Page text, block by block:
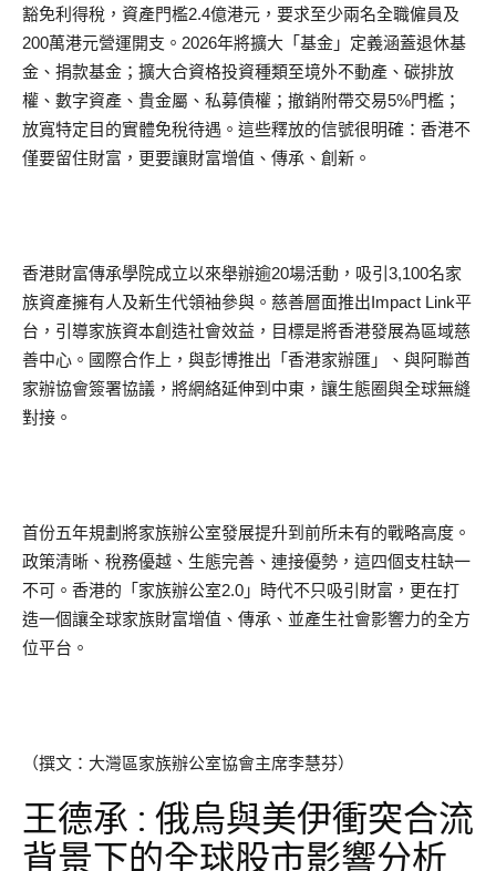
豁免利得稅，資產門檻2.4億港元，要求至少兩名全職僱員及
200萬港元營運開支。2026年將擴大「基金」定義涵蓋退休基
金、捐款基金；擴大合資格投資種類至境外不動產、碳排放
權、數字資產、貴金屬、私募債權；撤銷附帶交易5%門檻；
放寬特定目的實體免稅待遇。這些釋放的信號很明確：香港不
僅要留住財富，更要讓財富增值、傳承、創新。
香港財富傳承學院成立以來舉辦逾20場活動，吸引3,100名家
族資產擁有人及新生代領袖參與。慈善層面推出Impact Link平
台，引導家族資本創造社會效益，目標是將香港發展為區域慈
善中心。國際合作上，與彭博推出「香港家辦匯」、與阿聯酋
家辦協會簽署協議，將網絡延伸到中東，讓生態圈與全球無縫
對接。
首份五年規劃將家族辦公室發展提升到前所未有的戰略高度。
政策清晰、稅務優越、生態完善、連接優勢，這四個支柱缺一
不可。香港的「家族辦公室2.0」時代不只吸引財富，更在打
造一個讓全球家族財富增值、傳承、並產生社會影響力的全方
位平台。
（撰文：大灣區家族辦公室協會主席李慧芬）
王德承 : 俄烏與美伊衝突合流
背景下的全球股市影響分析